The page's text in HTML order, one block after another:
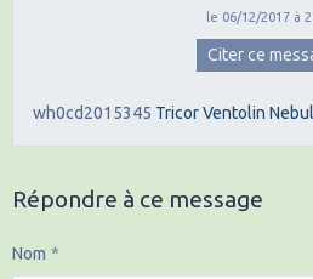
le 06/12/2017 à
Citer ce
wh0cd2015345 TricorVentolin
Répondre à ce message
Nom